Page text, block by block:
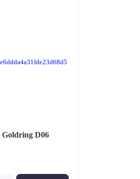
Goldring D06